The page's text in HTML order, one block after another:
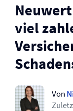
viel
Von